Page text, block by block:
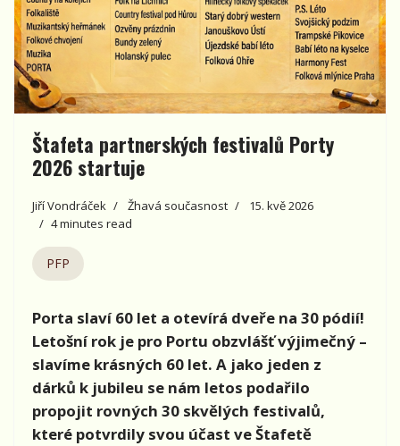
Štafeta partnerských festivalů Porty
2026 startuje
Jiří Vondráček Žhavá současnost
15. kvě 2026
4 minutes read
PFP
Porta slaví 60 let a otevírá dveře na 30 pódií!
Letošní rok je pro Portu obzvlášť výjimečný –
slavíme krásných 60 let. A jako jeden z
dárků k jubileu se nám letos podařilo
propojit rovných 30 skvělých festivalů,
které potvrdily svou účast ve Štafetě